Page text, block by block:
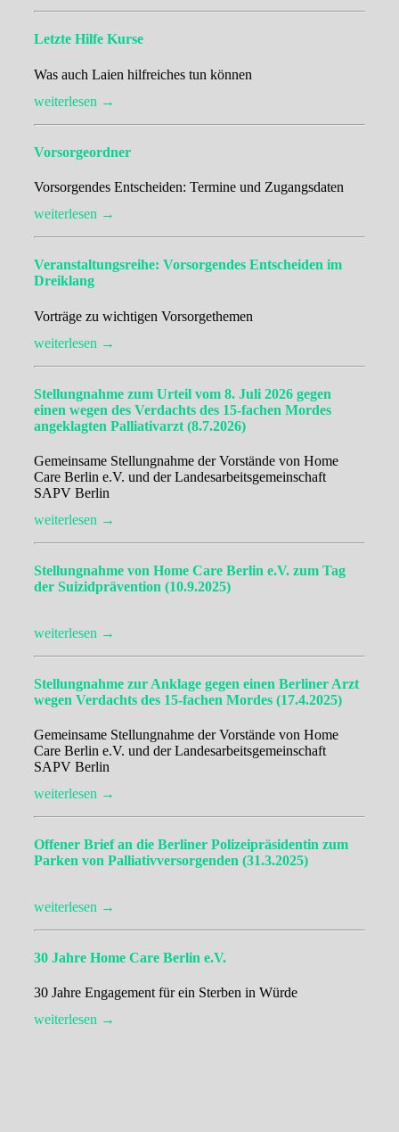
Letzte Hilfe Kurse
Was auch Laien hilfreiches tun können
weiterlesen →
Vorsorgeordner
Vorsorgendes Entscheiden: Termine und Zugangsdaten
weiterlesen →
Veranstaltungsreihe: Vorsorgendes Entscheiden im
Dreiklang
Vorträge zu wichtigen Vorsorgethemen
weiterlesen →
Stellungnahme zum Urteil vom 8. Juli 2026 gegen
einen wegen des Verdachts des 15-fachen Mordes
angeklagten Palliativarzt (8.7.2026)
Gemeinsame Stellungnahme der Vorstände von Home
Care Berlin e.V. und der Landesarbeitsgemeinschaft
SAPV Berlin
weiterlesen →
Stellungnahme von Home Care Berlin e.V. zum Tag
der Suizidprävention (10.9.2025)
weiterlesen →
Stellungnahme zur Anklage gegen einen Berliner Arzt
wegen Verdachts des 15-fachen Mordes (17.4.2025)
Gemeinsame Stellungnahme der Vorstände von Home
Care Berlin e.V. und der Landesarbeitsgemeinschaft
SAPV Berlin
weiterlesen →
Offener Brief an die Berliner Polizeipräsidentin zum
Parken von Palliativversorgenden (31.3.2025)
weiterlesen →
30 Jahre Home Care Berlin e.V.
30 Jahre Engagement für ein Sterben in Würde
weiterlesen →